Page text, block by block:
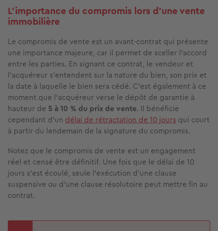
L’importance du compromis lors d’une vente
immobilière
Le compromis de vente est un avant-contrat qui présente
une importance majeure, car il permet de sceller l’accord
entre les parties. En signant ce contrat, le vendeur et
l’acquéreur s’entendent sur la nature du bien, son prix et
la date à laquelle le bien sera cédé. C’est également à ce
moment que l’acquéreur verse le dépôt de garantie à
hauteur de 5 à 10 % du prix de vente. Il bénéficie
cependant d’un délai de rétractation de 10 jours qui court
à partir du lendemain de la signature du compromis.
Notez que le compromis de vente est un engagement
réel et censé être définitif. Une fois que le délai de 10
jours s’est écoulé, seule l’exécution d’une clause
suspensive ou d’une clause résolutoire peut mettre fin au
contrat.